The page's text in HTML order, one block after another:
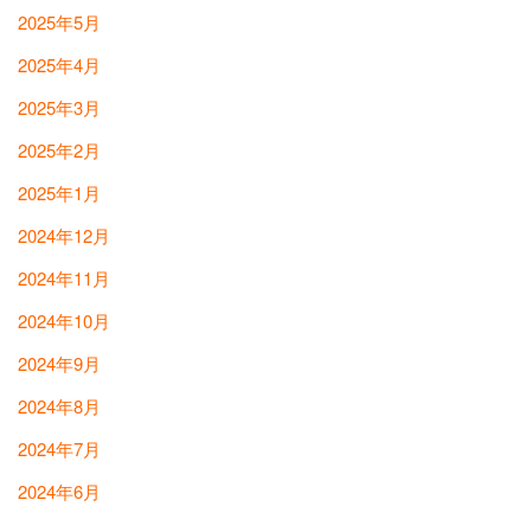
2025年5月
2025年4月
2025年3月
2025年2月
2025年1月
2024年12月
2024年11月
2024年10月
2024年9月
2024年8月
2024年7月
2024年6月